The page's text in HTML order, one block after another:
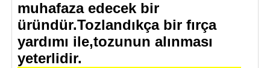
muhafaza edecek bir
üründür.Tozlandıkça bir fırça
yardımı ile,tozunun alınması
yeterlidir.